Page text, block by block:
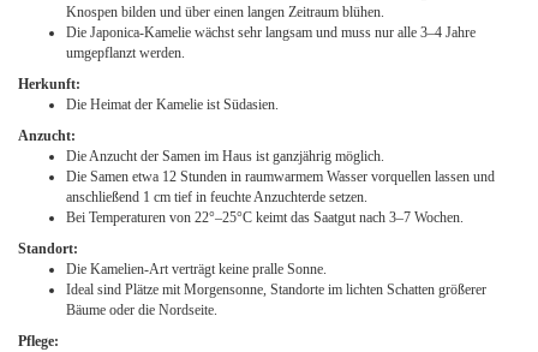
Knospen bilden und über einen langen Zeitraum blühen.
Die Japonica-Kamelie wächst sehr langsam und muss nur alle 3–4 Jahre
umgepflanzt werden.
Herkunft:
Die Heimat der Kamelie ist Südasien.
Anzucht:
Die Anzucht der Samen im Haus ist ganzjährig möglich.
Die Samen etwa 12 Stunden in raumwarmem Wasser vorquellen lassen und
anschließend 1 cm tief in feuchte Anzuchterde setzen.
Bei Temperaturen von 22°–25°C keimt das Saatgut nach 3–7 Wochen.
Standort:
Die Kamelien-Art verträgt keine pralle Sonne.
Ideal sind Plätze mit Morgensonne, Standorte im lichten Schatten größerer
Bäume oder die Nordseite.
Pflege: